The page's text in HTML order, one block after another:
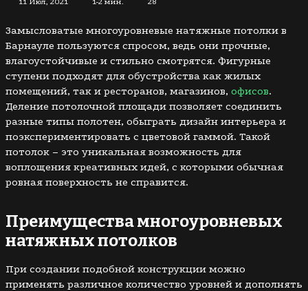
Замысловатые многоуровневые натяжные потолки в
Барнауле пользуются спросом, ведь они прочные,
влагоустойчивые и стильно смотрятся. Фигурные
ступени подходят для обустройства как жилых
помещений, так и ресторанов, магазинов, офисов.
Деление потолочной площади позволяет соединить
разные типы полотен, обыграть дизайн интерьера и
поэкспериментировать с цветовой гаммой. Такой
потолок – это уникальная возможность для
воплощения креативных идей, с которыми обычная
ровная поверхность не справится.
Преимущества многоуровневых
натяжных потолков
При создании подобной конструкции можно
применять различное количество уровней и дополнять